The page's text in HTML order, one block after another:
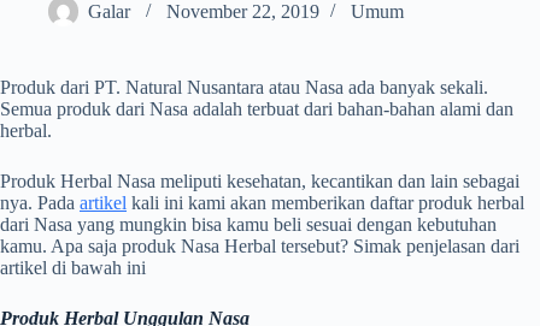
Galar November 22, 2019 Umum
Produk dari PT. Natural Nusantara atau Nasa ada banyak sekali.
Semua produk dari Nasa adalah terbuat dari bahan-bahan alami dan
herbal.
Produk Herbal Nasa meliputi kesehatan, kecantikan dan lain sebagai
nya. Pada artikel kali ini kami akan memberikan daftar produk herbal
dari Nasa yang mungkin bisa kamu beli sesuai dengan kebutuhan
kamu. Apa saja produk Nasa Herbal tersebut? Simak penjelasan dari
artikel di bawah ini
Produk Herbal Unggulan Nasa